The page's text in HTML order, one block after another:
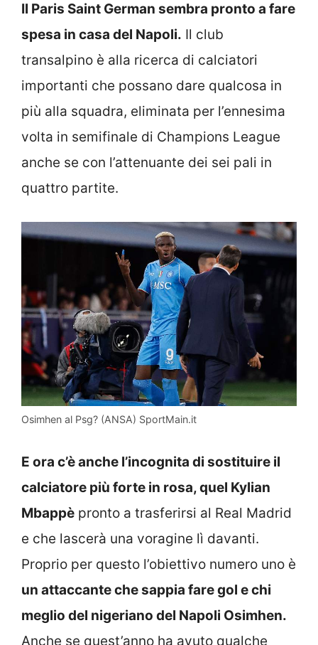
Il Paris Saint German sembra pronto a fare
spesa in casa del Napoli. Il club
transalpino è alla ricerca di calciatori
importanti che possano dare qualcosa in
più alla squadra, eliminata per l’ennesima
volta in semifinale di Champions League
anche se con l’attenuante dei sei pali in
quattro partite.
Osimhen al Psg? (ANSA) SportMain.it
E ora c’è anche l’incognita di sostituire il
calciatore più forte in rosa, quel Kylian
Mbappè pronto a trasferirsi al Real Madrid
e che lascerà una voragine lì davanti.
Proprio per questo l’obiettivo numero uno è
un attaccante che sappia fare gol e chi
meglio del nigeriano del Napoli Osimhen.
Anche se quest’anno ha avuto qualche